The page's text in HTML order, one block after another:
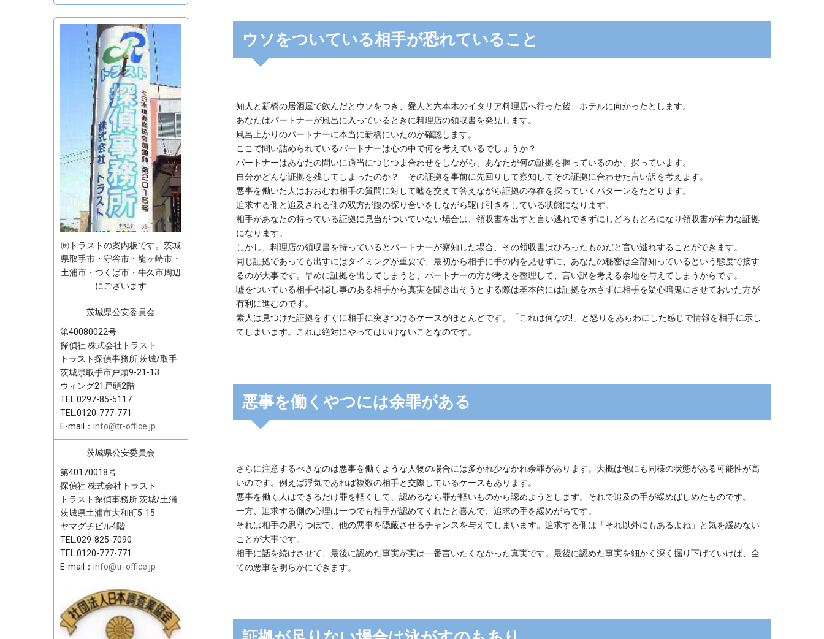
ウソをついている相手が恐れていること
知人と新橋の居酒屋で飲んだとウソをつき、愛人と六本木のイタリア料理店へ行った後、ホテルに向かったとします。
あなたはパートナーが風呂に入っているときに料理店の領収書を発見します。
風呂上がりのパートナーに本当に新橋にいたのか確認します。
ここで問い詰められているパートナーは心の中で何を考えているでしょうか？
パートナーはあなたの問いに適当につじつま合わせをしながら、あなたが何の証拠を握っているのか、探っています。
自分がどんな証拠を残してしまったのか？ その証拠を事前に先回りして察知してその証拠に合わせた言い訳を考えます。
悪事を働いた人はおおむね相手の質問に対して嘘を交えて答えながら証拠の存在を探っていくパターンをたどります。
追求する側と追及される側の双方が腹の探り合いをしながら駆け引きをしている状態になります。
相手があなたの持っている証拠に見当がついていない場合は、領収書を出すと言い逃れできずにしどろもどろになり領収書が有力な証拠
になります。
しかし、料理店の領収書を持っているとパートナーが察知した場合、その領収書はひろったものだと言い逃れすることができます。
同じ証拠であっても出すにはタイミングが重要で、最初から相手に手の内を見せずに、あなたの秘密は全部知っているという態度で接す
るのが大事です。早めに証拠を出してしまうと、パートナーの方が考えを整理して、言い訳を考える余地を与えてしまうからです。
嘘をついている相手や隠し事のある相手から真実を聞き出そうとする際は基本的には証拠を示さずに相手を疑心暗鬼にさせておいた方が
有利に進むのです。
素人は見つけた証拠をすぐに相手に突きつけるケースがほとんどです。「これは何なの!」と怒りをあらわにした感じで情報を相手に示し
てしまいます。これは絶対にやってはいけないことなのです。
悪事を働くやつには余罪がある
さらに注意するべきなのは悪事を働くような人物の場合には多かれ少なかれ余罪があります。大概は他にも同様の状態がある可能性が高
いのです。例えば浮気であれば複数の相手と交際しているケースもあります。
悪事を働く人はできるだけ罪を軽くして、認めるなら罪が軽いものから認めようとします。それで追及の手が緩めばしめたものです。
一方、追求する側の心理は一つでも相手が認めてくれたと喜んで、追求の手を緩めがちです。
それは相手の思うつぼで、他の悪事を隠蔽させるチャンスを与えてしまいます。追求する側は「それ以外にもあるよね」と気を緩めない
ことが大事です。
相手に話を続けさせて、最後に認めた事実が実は一番言いたくなかった真実です。最後に認めた事実を細かく深く掘り下げていけば、全
ての悪事を明らかにできます。
㈱トラストの案内板です。茨城
県取手市・守谷市・龍ヶ崎市・
土浦市・つくば市・牛久市周辺
にございます
茨城県公安委員会
第40080022号
探偵社 株式会社トラスト
トラスト探偵事務所 茨城/取手
茨城県取手市戸頭9-21-13
ウィング21戸頭2階
TEL.0297-85-5117
TEL.0120-777-771
E-mail： info@tr-office.jp
茨城県公安委員会
第40170018号
探偵社 株式会社トラスト
トラスト探偵事務所 茨城/土浦
茨城県土浦市大和町5-15
ヤマグチビル4階
TEL.029-825-7090
TEL.0120-777-771
E-mail： info@tr-office.jp